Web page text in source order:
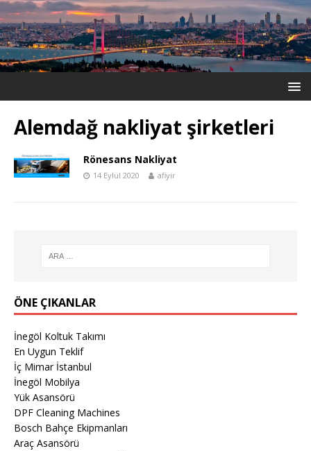
Alemdağ nakliyat şirketleri
Rönesans Nakliyat
14 Eylül 2020 afiyir
ÖNE ÇIKANLAR
İnegöl Koltuk Takımı
En Uygun Teklif
İç Mimar İstanbul
İnegöl Mobilya
Yük Asansörü
DPF Cleaning Machines
Bosch Bahçe Ekipmanları
Araç Asansörü